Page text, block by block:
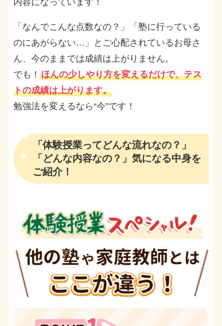
「なんでこんな点数なの？」「塾に行っている
のにあがらない…」とご心配されているお母さ
ん、今のままでは成績は上がりません。
でも！ ほんの少しやり方を変えるだけで、テス
トの成績は上がります。
勉強法を変えるなら“今”です！
「体験授業ってどんな流れなの？」
「どんな内容なの？」気になる中身を
ご紹介！